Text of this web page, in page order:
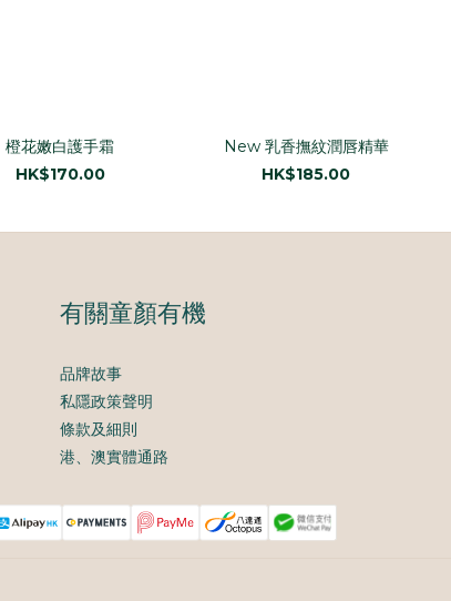
橙花嫩白護手霜
HK$170.00
New 乳香撫紋潤唇精華
HK$185.00
有關童顏有機
品牌故事
私隱政策聲明
條款及細則
港、澳實體通路